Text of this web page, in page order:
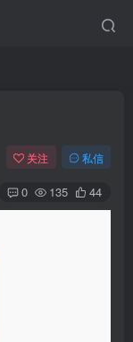
关注 私信
0 135 44